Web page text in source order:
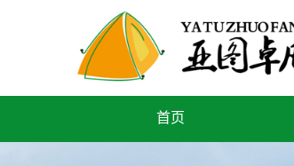
首页